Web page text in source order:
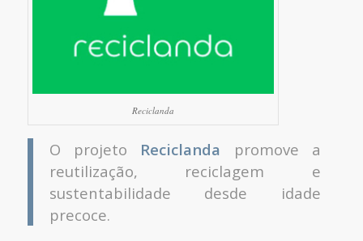
Reciclanda
O projeto Reciclanda promove a
reutilização, reciclagem e
sustentabilidade desde idade
precoce.